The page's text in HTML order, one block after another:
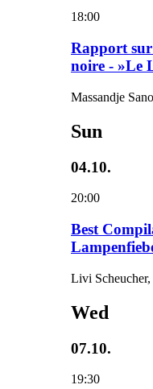
18:00
Rapport sur
noire - »Le
Massandje
Sun
04.10.
20:00
Best
Livi
Wed
07.10.
19:30